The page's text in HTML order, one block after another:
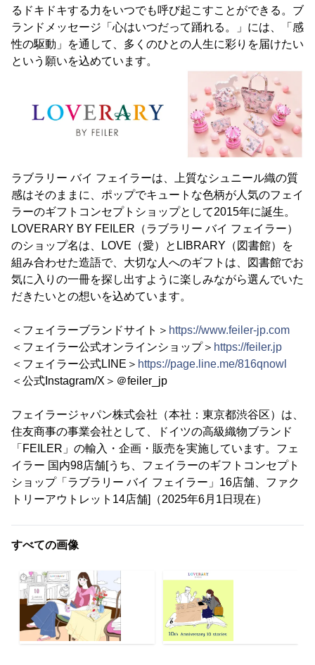
るドキドキする力をいつでも呼び起こすことができる。ブ
ランドメッセージ「心はいつだって踊れる。」には、「感
性の駆動」を通して、多くのひとの人生に彩りを届けたい
という願いを込めています。
ラブラリー バイ フェイラーは、上質なシュニール織の質
感はそのままに、ポップでキュートな色柄が人気のフェイ
ラーのギフトコンセプトショップとして2015年に誕生。
LOVERARY BY FEILER（ラブラリー バイ フェイラー）
のショップ名は、LOVE（愛）とLIBRARY（図書館）を
組み合わせた造語で、大切な人へのギフトは、図書館でお
気に入りの一冊を探し出すように楽しみながら選んでいた
だきたいとの想いを込めています。
＜フェイラーブランドサイト＞ https://www.feiler-jp.com
＜フェイラー公式オンラインショップ＞ https://feiler.jp
＜フェイラー公式LINE＞ https://page.line.me/816qnowl
＜公式Instagram/X＞＠feiler_jp
フェイラージャパン株式会社（本社：東京都渋谷区）は、
住友商事の事業会社として、ドイツの高級織物ブランド
「FEILER」の輸入・企画・販売を実施しています。フェ
イラー 国内98店舗[うち、フェイラーのギフトコンセプト
ショップ「ラブラリー バイ フェイラー」16店舗、ファク
トリーアウトレット14店舗]（2025年6月1日現在）
すべての画像